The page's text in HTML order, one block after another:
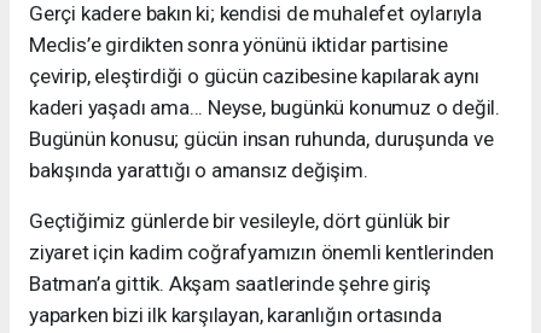
Gerçi kadere bakın ki; kendisi de muhalefet oylarıyla
Meclis’e girdikten sonra yönünü iktidar partisine
çevirip, eleştirdiği o gücün cazibesine kapılarak aynı
kaderi yaşadı ama... Neyse, bugünkü konumuz o değil.
Bugünün konusu; gücün insan ruhunda, duruşunda ve
bakışında yarattığı o amansız değişim.
Geçtiğimiz günlerde bir vesileyle, dört günlük bir
ziyaret için kadim coğrafyamızın önemli kentlerinden
Batman’a gittik. Akşam saatlerinde şehre giriş
yaparken bizi ilk karşılayan, karanlığın ortasında